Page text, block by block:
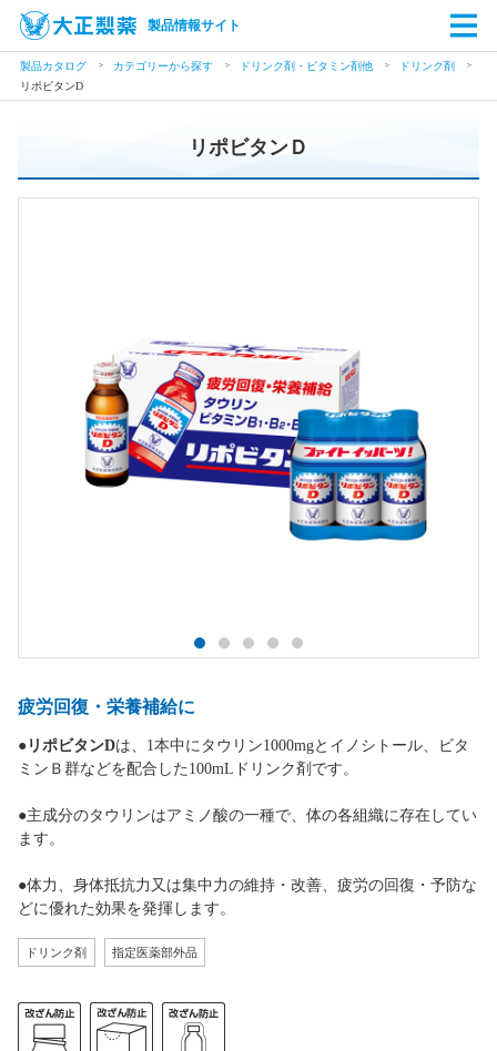
製品情報サイト
製品カタログ カテゴリーから探す ドリンク剤・ビタミン剤他
ドリンク剤
リポビタンD
リポビタンＤ
疲労回復・栄養補給に
● リポビタンDは、1本中にタウリン1000mgとイノシトール、ビタ
ミンＢ群などを配合した100mLドリンク剤です。
●主成分のタウリンはアミノ酸の一種で、体の各組織に存在してい
ます。
●体力、身体抵抗力又は集中力の維持・改善、疲労の回復・予防な
どに優れた効果を発揮します。
ドリンク剤 指定医薬部外品